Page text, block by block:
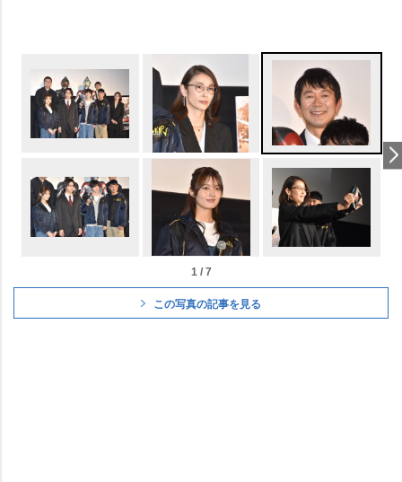
1 / 7
この写真の記事を見る